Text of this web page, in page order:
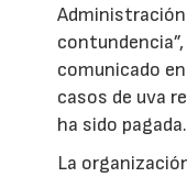
comunicado
casos de uva
ha sido pagada.
La